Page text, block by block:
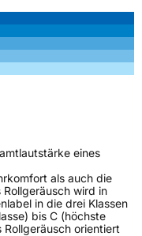
Symbol Nein
eines
als auch die
wird in
in die drei Klassen
bis C (höchste
orientiert